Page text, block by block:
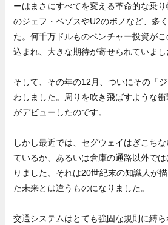
ーはまさにすべてを変える革命的な乗
のジェフ・ベゾスやU2のボノなど、多
た。何千万ドルものベンチャー投資が
込まれ、大きな期待が寄せられていまし
そして、その年の12月、ついにその「
わしました。周りを吹き飛ばすような
がデビューしたのです。
しかし最近では、セグウェイはぎこち
ているか、あるいは倉庫の通路以外で
りました。それは20世紀末の知識人が
た未来とは違うものになりました。
交通システムはとても強固な規則に縛